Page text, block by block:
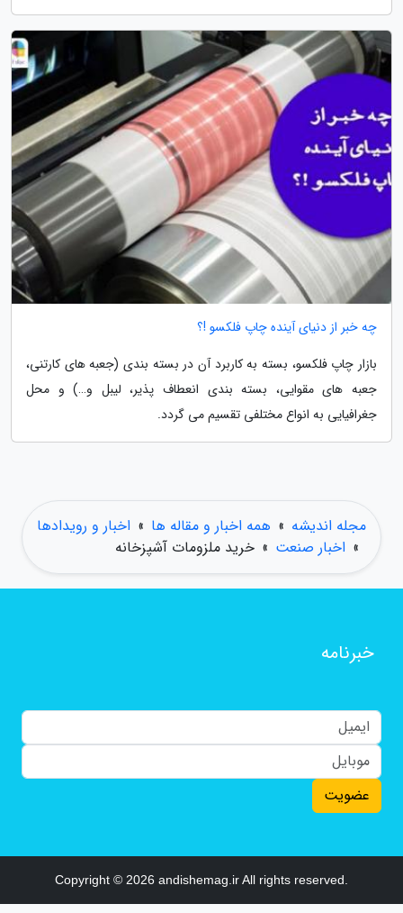
چه خبر از دنیای آینده چاپ فلکسو !؟
بازار چاپ فلکسو، بسته به کاربرد آن در بسته بندی (جعبه های کارتنی،
جعبه های مقوایی، بسته بندی انعطاف پذیر، لیبل و…) و محل
جغرافیایی به انواع مختلفی تقسیم می گردد.
مجله اندیشه » همه اخبار و مقاله ها » اخبار و رویدادها
» اخبار صنعت » خرید ملزومات آشپزخانه
خبرنامه
عضویت
Copyright © 2026 andishemag.ir All rights reserved.